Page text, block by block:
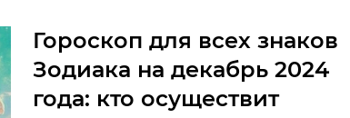
Гороскоп для всех знаков
Зодиака на декабрь 2024
года: кто осуществит